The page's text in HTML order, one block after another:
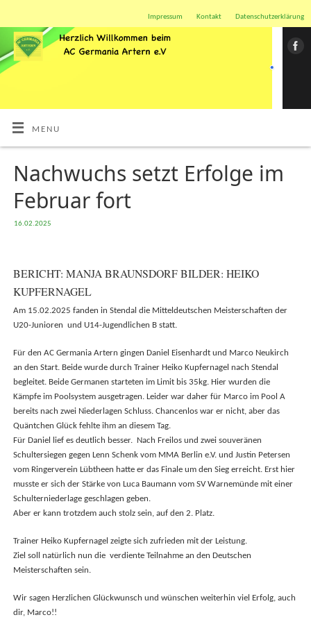
Impressum Kontakt Datenschutzerklärung
MENU
Nachwuchs setzt Erfolge im
Februar fort
16.02.2025
BERICHT: MANJA BRAUNSDORF BILDER: HEIKO
KUPFERNAGEL
Am 15.02.2025 fanden in Stendal die Mitteldeutschen Meisterschaften der
U20-Junioren und U14-Jugendlichen B statt.
Für den AC Germania Artern gingen Daniel Eisenhardt und Marco Neukirch
an den Start. Beide wurde durch Trainer Heiko Kupfernagel nach Stendal
begleitet. Beide Germanen starteten im Limit bis 35kg. Hier wurden die
Kämpfe im Poolsystem ausgetragen. Leider war daher für Marco im Pool A
bereits nach zwei Niederlagen Schluss. Chancenlos war er nicht, aber das
Quäntchen Glück fehlte ihm an diesem Tag.
Für Daniel lief es deutlich besser. Nach Freilos und zwei souveränen
Schultersiegen gegen Lenn Schenk vom MMA Berlin e.V. und Justin Petersen
vom Ringerverein Lübtheen hatte er das Finale um den Sieg erreicht. Erst hier
musste er sich der Stärke von Luca Baumann vom SV Warnemünde mit einer
Schulterniederlage geschlagen geben.
Aber er kann trotzdem auch stolz sein, auf den 2. Platz.
Trainer Heiko Kupfernagel zeigte sich zufrieden mit der Leistung.
Ziel soll natürlich nun die verdiente Teilnahme an den Deutschen
Meisterschaften sein.
Wir sagen Herzlichen Glückwunsch und wünschen weiterhin viel Erfolg, auch
dir, Marco!!